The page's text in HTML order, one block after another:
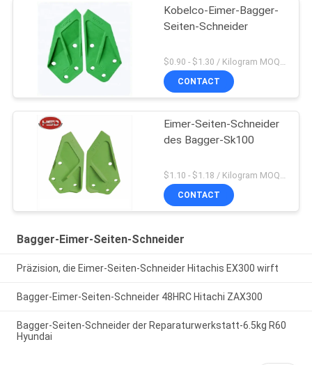
Kobelco-Eimer-Bagger-
Seiten-Schneider
CONTACT
Eimer-Seiten-Schneider
des Bagger-Sk100
CONTACT
Bagger-Eimer-Seiten-Schneider
Präzision, die Eimer-Seiten-Schneider Hitachis EX300 wirft
Bagger-Eimer-Seiten-Schneider 48HRC Hitachi ZAX300
Bagger-Seiten-Schneider der Reparaturwerkstatt-6.5kg R60
Hyundai